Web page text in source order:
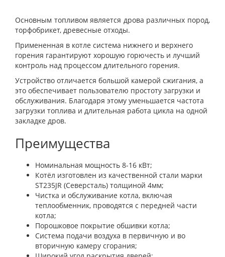
Основным топливом является дрова различных пород,
торфобрикет, древесные отходы.
Примененная в котле система нижнего и верхнего
горения гарантируют хорошую горючесть и лучший
контроль над процессом длительного горения.
Устройство отличается большой камерой сжигания, а
это обеспечивает пользователю простоту загрузки и
обслуживания. Благодаря этому уменьшается частота
загрузки топлива и длительная работа цикла на одной
закладке дров.
Преимущества
Номинальная мощность 8-16 кВт;
Котёл изготовлен из качественной стали марки
ST235JR (Северсталь) толщиной 4мм;
Чистка и обслуживание котла, включая
теплообменник, проводятся с передней части
котла;
Порошковое покрытие обшивки котла;
Система подачи воздуха в первичную и во
вторичную камеру сгорания;